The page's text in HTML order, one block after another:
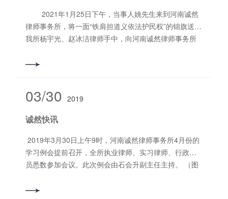
律师事务所，将一面“铁肩担道义依法护民权”的锦旗送到
我所杨宇光、赵冰洁律师手中，向河南诚然律师事务所
这是一起机动车交通事故责任纠纷，当事人是河南高速
之后，尽职尽责，***专注，维护了当事人***大化的利
表达了当事人的信任与感激之情，更是闪耀着我所律师
***素养和用心服务的光芒。河南诚然律师事务所始终秉
承着“受人之托，忠人之事”的理念，感客户之所感，想客
户之所需，得到了各位当事人和社会各界的一致好评。
03/30 2019
诚然快讯
学习例会提前召开，全所执业律师、实习律师、行政人
员悉数参加会议。此次例会由石会升副主任主持。 （图
我介绍，与会人员对石荃加入诚然所大家庭，热烈鼓掌